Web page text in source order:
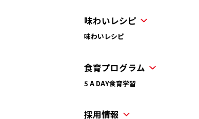
味わいレシピ
味わいレシピ
食育プログラム
5 A DAY食育学習
採用情報